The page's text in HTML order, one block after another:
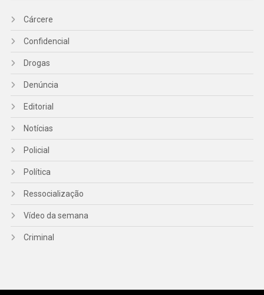
Cárcere
Confidencial
Drogas
Denúncia
Editorial
Notícias
Policial
Política
Ressocialização
Vídeo da semana
Criminal